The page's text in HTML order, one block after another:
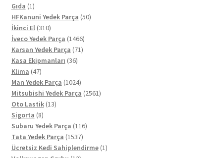
Gıda 11
ürün
HFKanuni Yedek Parça 5050
İkinci El 310310
ürün
İveco Yedek Parça 14661466
ürün
Karsan Yedek Parça 7171
Kasa Ekipmanları 3636
Klima 4747
ürün
Man Yedek Parça 10241024
ürün
Mitsubishi Yedek Parça 25612561
Oto Lastik 1313
Sigorta 88
ürün
Subaru Yedek Parça 116116
Tata Yedek Parça 15371537
ürün
Ücretsiz Kedi Sahiplendirme 11